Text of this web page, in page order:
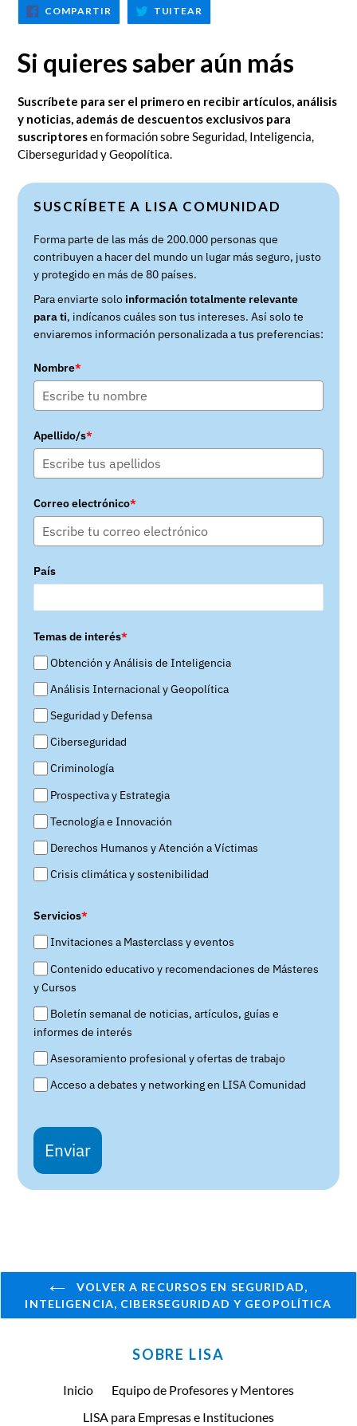
COMPARTIR COMPARTIR
EN
FACEBOOK
TUITEAR
TWITTER
Si quieres saber aún más
Suscríbete para ser el primero en recibir artículos, análisis
y noticias, además de descuentos exclusivos para
suscriptoresen formación sobre Seguridad, Inteligencia,
Ciberseguridad y Geopolítica.
SUSCRÍBETE A LISA COMUNIDAD
Forma parte de las más de 200.000 personas que
contribuyen a hacer del mundo un lugar más seguro, justo
y protegido en más de 80 países.
Para enviarte solo información totalmente relevante
para ti, indícanos cuáles son tus intereses. Así solo te
enviaremos información personalizada a tus preferencias:
Nombre*
Apellido/s*
Correo electrónico*
País
Temas de interés*
Obtención y Análisis de Inteligencia
Análisis Internacional y Geopolítica
Seguridad y Defensa
Ciberseguridad
Criminología
Prospectiva y Estrategia
Tecnología e Innovación
Derechos Humanos y Atención a Víctimas
Crisis climática y sostenibilidad
Servicios*
Invitaciones a Masterclass y eventos
Contenido educativo y recomendaciones de Másteres
y Cursos
Boletín semanal de noticias, artículos, guías e
informes de interés
Asesoramiento profesional y ofertas de trabajo
Acceso a debates y networking en LISA Comunidad
Enviar
VOLVER A RECURSOS EN SEGURIDAD,
INTELIGENCIA, CIBERSEGURIDAD Y GEOPOLÍTICA
SOBRE LISA
Inicio
Equipo de Profesores y Mentores
LISA para Empresas e Instituciones